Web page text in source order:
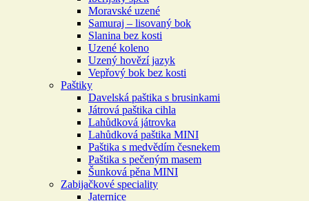
Moravské uzené
Samuraj – lisovaný bok
Slanina bez kosti
Uzené koleno
Uzený hovězí jazyk
Vepřový bok bez kosti
Paštiky
Davelská paštika s brusinkami
Játrová paštika cihla
Lahůdková játrovka
Lahůdková paštika MINI
Paštika s medvědím česnekem
Paštika s pečeným masem
Šunková pěna MINI
Zabijačkové speciality
Jaternice